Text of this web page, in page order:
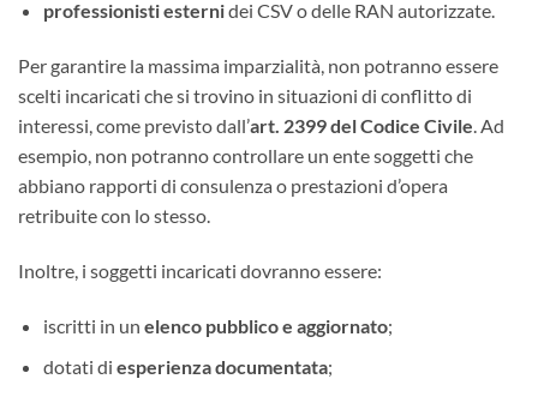
professionisti esternidei CSV o delle RAN autorizzate.
Per garantire la massima imparzialità, non potranno essere
scelti incaricati che si trovino in situazioni di conflitto di
interessi, come previsto dall’art. 2399 del Codice Civile. Ad
esempio, non potranno controllare un ente soggetti che
abbiano rapporti di consulenza o prestazioni d’opera
retribuite con lo stesso.
Inoltre, i soggetti incaricati dovranno essere:
iscritti in un elenco pubblico e aggiornato;
dotati di esperienza documentata;